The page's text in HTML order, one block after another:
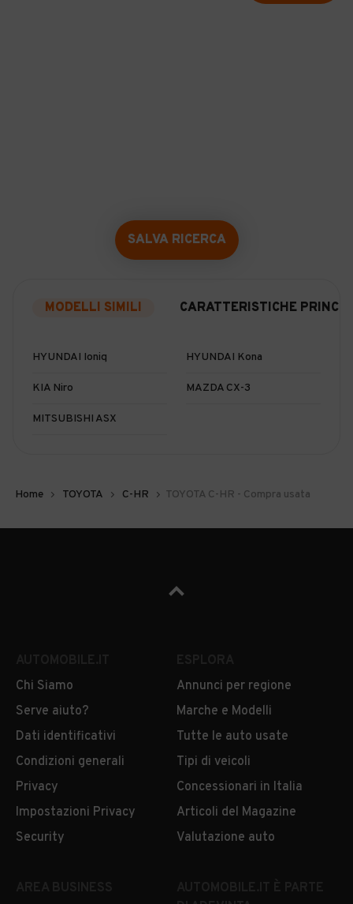
SALVA RICERCA
MODELLI SIMILI CARATTERISTICHE
HYUNDAI Ioniq HYUNDAI Kona
KIA Niro MAZDA CX-3
MITSUBISHI ASX
Home TOYOTA C-HR TOYOTA C-HR - Compra usata
Chi Siamo
Serve aiuto?
Dati identificativi
Condizioni generali
Privacy
Impostazioni Privacy
Security
Annunci per regione
Marche e Modelli
Tutte le auto usate
Tipi di veicoli
Concessionari in Italia
Articoli del Magazine
Valutazione auto